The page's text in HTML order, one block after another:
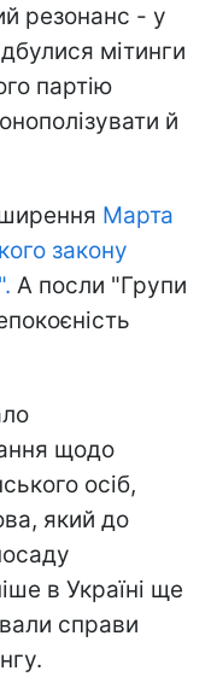
резонанс - у
мітинги
партію
й
Марта
закону
А посли "Групи
щодо
осіб,
який до
в Україні ще
справи